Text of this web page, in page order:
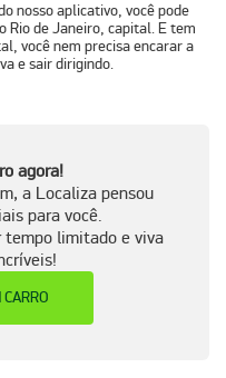
nosso aplicativo, você pode
Rio de Janeiro, capital. E tem
, você nem precisa encarar a
e sair dirigindo.
agora!
a Localiza pensou
para você.
limitado e viva